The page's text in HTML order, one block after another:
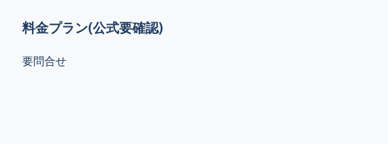
料金プラン(公式要確認)
要問合せ